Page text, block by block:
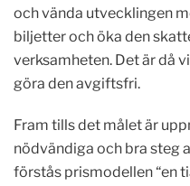
och vända utvecklingen
biljetter och öka den
verksamheten. Det är då
göra den avgiftsfri.
Fram tills det målet är
nödvändiga och bra steg
förstås prismodellen “en